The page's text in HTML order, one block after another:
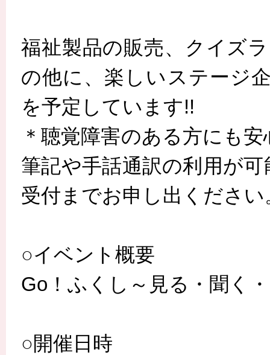
福祉製品の販売、クイズ
の他に、楽しいステージ
を予定しています!!
＊聴覚障害のある方にも
筆記や手話通訳の利用が
受付までお申し出ください
○イベント概要
Go！ふくし～見る・聞く
○開催日時